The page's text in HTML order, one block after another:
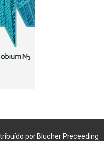
por Blucher Preceeding